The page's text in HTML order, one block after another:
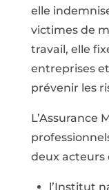
elle
victimes de
travail, elle
entreprises
prévenir les
L’Assurance
deux acteurs
l’Institut